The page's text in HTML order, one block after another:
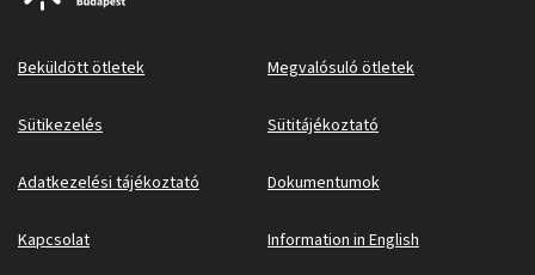
Beküldött ötletek Megvalósuló ötletek
Sütikezelés Sütitájékoztató
Adatkezelési tájékoztató Dokumentumok
Kapcsolat Information in English